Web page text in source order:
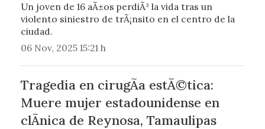
Un joven de 16 aÃ±os perdiÃ³ la vida tras un
violento siniestro de trÃ¡nsito en el centro de la
ciudad.
06 Nov, 2025 15:21 h
Tragedia en cirugÃ­a estÃ©tica:
Muere mujer estadounidense en
clÃ­nica de Reynosa, Tamaulipas